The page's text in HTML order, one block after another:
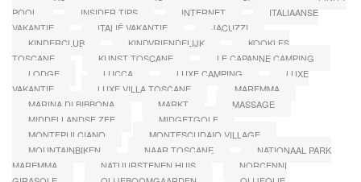
POOL
INSIDER TIPS INTERNET
ITALIAANSE
VAKANTIE
ITALIË VAKANTIE
JACUZZI
KINDERCLUB
KINDVRIENDELIJK
KOOKLES
TOSCANE
KUNST TOSCANE
LE CAPANNE CAMPING
LODGE
LUCCA LUXE CAMPING
LUXE
VAKANTIE
LUXE VILLA TOSCANE
MAREMMA
MARINA DI BIBBONA
MARKT
MASSAGE
MIDDELLANDSE ZEE
MIDGETGOLF
MONTEPULCIANO
MONTESCUDAIO VILLAGE
MOUNTAINBIKEN
NAAR TOSCANE
NATIONAAL PARK
MAREMMA
NATUURSTENEN HUIS
NORCENNI